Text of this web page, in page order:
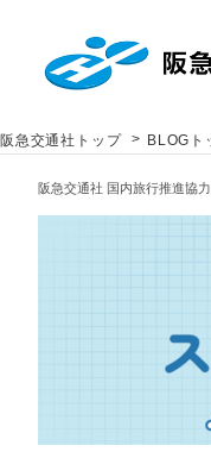
阪急交通社トップ > BLOGト
阪急交通社 国内旅行推進協